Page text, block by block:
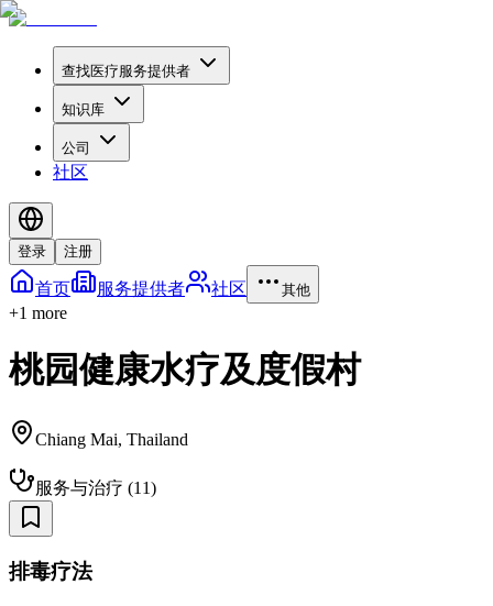
查找医疗服务提供者
知识库
公司
社区
登录 注册
首页 服务提供者 社区 其他
+1 more
桃园健康水疗及度假村
Chiang Mai, Thailand
服务与治疗 (11)
排毒疗法